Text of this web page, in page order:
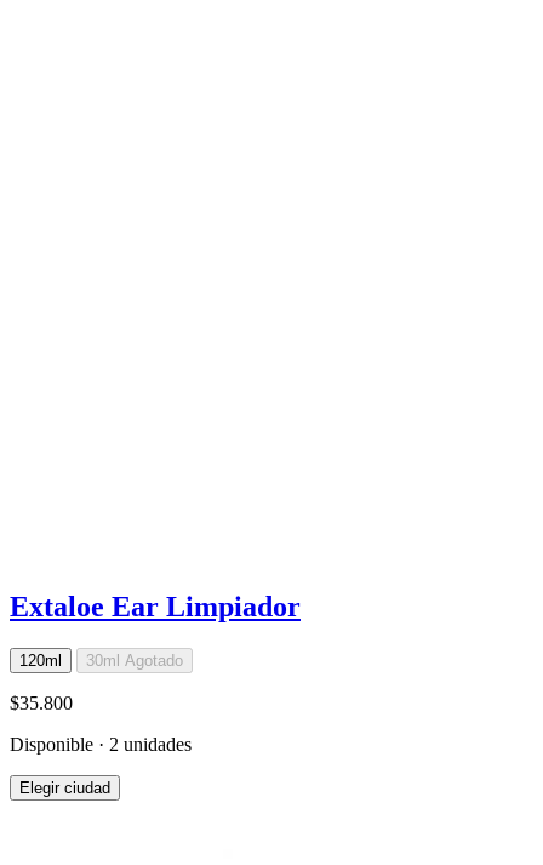
Extaloe Ear Limpiador
120ml 30ml Agotado
$35.800
Disponible · 2 unidades
Elegir ciudad